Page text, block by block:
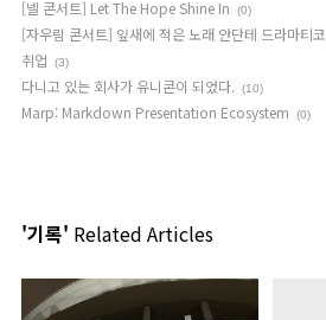
[넬 콘서트] Let The Hope Shine In
(0)
[자우림 콘서트] 잎새에 적은 노래 안단테 드라마티코
취업 (3)
다니고 있는 회사가 유니콘이 되었다. (10)
Marp: Markdown Presentation Ecosystem (0)
'기록' Related Articles